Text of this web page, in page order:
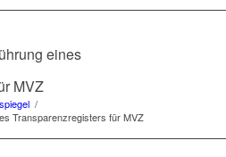
eines
MVZ
/
Transparenzregisters für MVZ